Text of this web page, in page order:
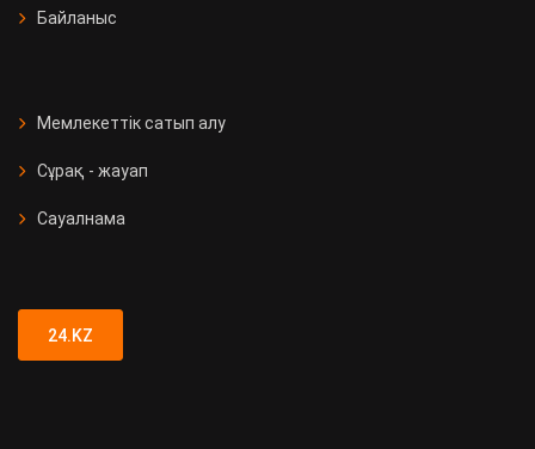
Байланыс
Мемлекеттік сатып алу
Сұрақ - жауап
Сауалнама
24.KZ